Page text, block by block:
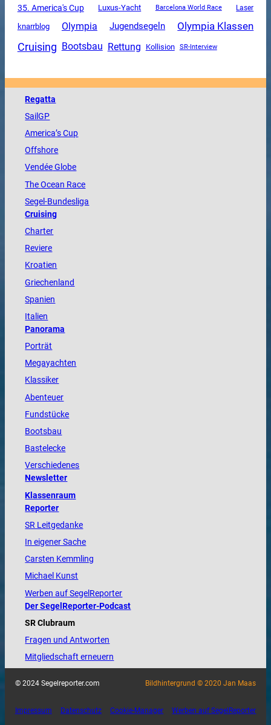
35. America's Cup Luxus-Yacht Barcelona World Race Laser
knarrblog Olympia Jugendsegeln Olympia Klassen
Cruising Bootsbau Rettung Kollision SR-Interview
Regatta
SailGP
America’s Cup
Offshore
VendéeGlobe
TheOcean Race
Segel-Bundesliga
Cruising
Charter
Reviere
Kroatien
Griechenland
Spanien
Italien
Panorama
Porträt
Megayachten
Klassiker
Abenteuer
Fundstücke
Bootsbau
Bastelecke
Verschiedenes
Newsletter
Klassenraum
Reporter
SR Leitgedanke
In eigener Sache
Carsten Kemmling
Michael Kunst
Werben auf SegelReporter
Der SegelReporter-Podcast
SR Clubraum
Fragen und Antworten
Mitgliedschaft erneuern
© 2024 Segelreporter.com Bildhintergrund © 2020 Jan Maas
Impressum Datenschutz Cookie-Manager Werben auf SegelReporter